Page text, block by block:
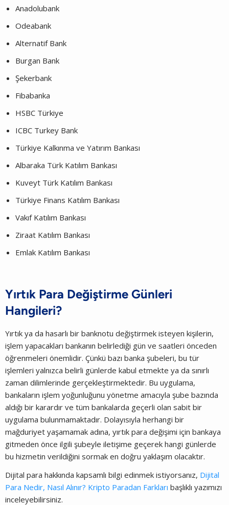
Anadolubank
Odeabank
Alternatif Bank
Burgan Bank
Şekerbank
Fibabanka
HSBC Türkiye
ICBC Turkey Bank
Türkiye Kalkınma ve Yatırım Bankası
Albaraka Türk Katılım Bankası
Kuveyt Türk Katılım Bankası
Türkiye Finans Katılım Bankası
Vakıf Katılım Bankası
Ziraat Katılım Bankası
Emlak Katılım Bankası
Yırtık Para Değiştirme Günleri
Hangileri?
Yırtık ya da hasarlı bir banknotu değiştirmek isteyen kişilerin,
işlem yapacakları bankanın belirlediği gün ve saatleri önceden
öğrenmeleri önemlidir. Çünkü bazı banka şubeleri, bu tür
işlemleri yalnızca belirli günlerde kabul etmekte ya da sınırlı
zaman dilimlerinde gerçekleştirmektedir. Bu uygulama,
bankaların işlem yoğunluğunu yönetme amacıyla şube bazında
aldığı bir karardır ve tüm bankalarda geçerli olan sabit bir
uygulama bulunmamaktadır. Dolayısıyla herhangi bir
mağduriyet yaşamamak adına, yırtık para değişimi için bankaya
gitmeden önce ilgili şubeyle iletişime geçerek hangi günlerde
bu hizmetin verildiğini sormak en doğru yaklaşım olacaktır.
Dijital para hakkında kapsamlı bilgi edinmek istiyorsanız, Dijital
Para Nedir, Nasıl Alınır? Kripto Paradan Farkları başlıklı yazımızı
inceleyebilirsiniz.